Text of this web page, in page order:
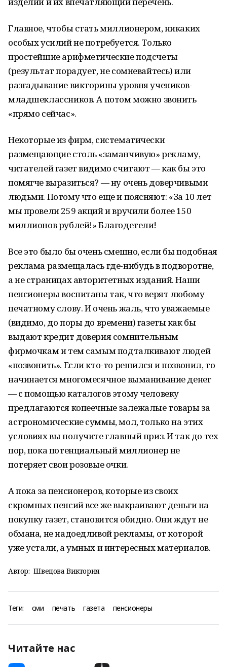
Главное, чтобы стать миллионером, никаких
особых усилий не потребуется. Только
простейшие арифметические подсчеты
(результат порадует, не сомневайтесь) или
разгадывание викторины уровня учеников-
младшеклассников. А потом можно звонить
«прямо сейчас».
Некоторые из фирм, систематически
размещающие столь «заманчивую» рекламу,
читателей газет видимо считают — как бы это
помягче выразиться? — ну очень доверчивыми
людьми. Потому что еще и поясняют: «За 10 лет
мы провели 259 акций и вручили более 150
миллионов рублей!» Благодетели!
Все это было бы очень смешно, если бы подобная
реклама размещалась где-нибудь в подворотне,
а не страницах авторитетных изданий. Наши
пенсионеры воспитаны так, что верят любому
печатному слову. И очень жаль, что уважаемые
(видимо, до поры до времени) газеты как бы
выдают кредит доверия сомнительным
фирмочкам и тем самым подталкивают людей
«позвонить». Если кто-то решился и позвонил, то
начинается многомесячное выманивание денег
— с помощью каталогов этому человеку
предлагаются копеечные залежалые товары за
астрономические суммы, мол, только на этих
условиях вы получите главный приз. И так до тех
пор, пока потенциальный миллионер не
потеряет свои розовые очки.
А пока за пенсионеров, которые из своих
скромных пенсий все же выкраивают деньги на
покупку газет, становится обидно. Они ждут не
обмана, не надоедливой рекламы, от которой
уже устали, а умных и интересных материалов.
Автор: Швецова Виктория
Теги: сми печать газета пенсионеры
Читайте нас